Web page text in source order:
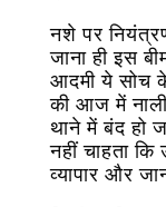
नशे पर
जाना ही इस
आदमी ये सोच
की आज में
थाने में बंद हो
नहीं चाहता कि
व्यापार और